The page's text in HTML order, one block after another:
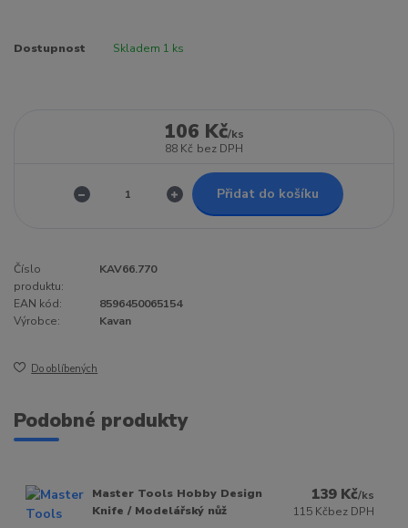
Dostupnost Skladem 1 ks
106 Kč/ks
88 Kč bez DPH
Přidat do košíku
Číslo
produktu:
KAV66.770
EAN kód:
8596450065154
Výrobce:
Kavan
Do oblíbených
Podobné produkty
Master Tools Hobby Design
Knife / Modelářský nůž
139 Kč/ks
115 Kčbez DPH